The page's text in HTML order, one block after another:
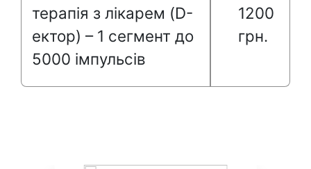
терапія з лікарем (D-
ектор) – 1 сегмент до
5000 імпульсів
1200
грн.